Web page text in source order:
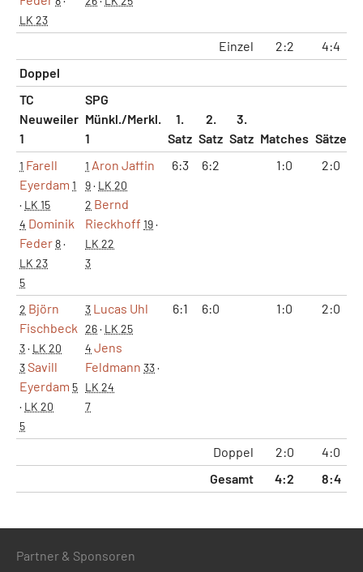
LK 23
Einzel 2:2 4:4
Doppel
TC
Neuweiler
1
SPG
Münkl./Merkl.
1
1.
Satz
2.
Satz
3.
Satz Matches Sätze
1 Farell
Eyerdam 1
· LK 15
4 Dominik
Feder8·
LK 23
5
1 Aron Jaffin
9· LK 20
2 Bernd
Rieckhoff 19·
LK 22
3
6:3 6:2 1:0 2:0
2 Björn
Fischbeck
3· LK 20
3Savill
Eyerdam 5
· LK 20
5
3 Lucas Uhl
26· LK 25
4 Jens
Feldmann 33·
LK 24
7
6:1 6:0 1:0 2:0
Doppel 2:0 4:0
Gesamt
4:2 8:4
Partner & Sponsoren